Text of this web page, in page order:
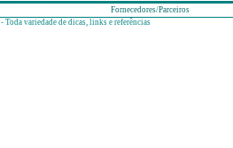
Fornecedores/Parceiros
- Toda variedade de dicas, links e referências